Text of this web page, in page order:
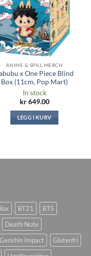
ANIME & SPILL MERCH
x One Piece Blind
Box (11cm, Pop Mart)
In stock
kr649.00
LEGG I KURV
BT21
BTS
Death Note
Genshin Impact
Glutenfri